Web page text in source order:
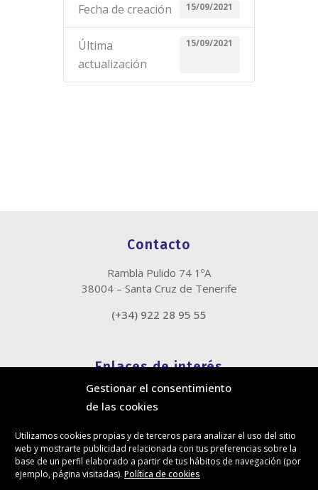
Gestionar el consentimiento
de las cookies
Utilizamos cookies propias y de terceros para analizar el uso del sitio
web y mostrarte publicidad relacionada con tus preferencias sobre la
base de un perfil elaborado a partir de tus hábitos de navegación (por
ejemplo, página visitadas). Política de cookies
Fecha de creación 15/09/2021
Última
actualización
15/09/2021
Contacto
Rambla Pulido 74 1ºA
38004 – Santa Cruz de Tenerife
(+34) 922 28 95 55
Enlaces de interés
Política de cookies
Política de privacidad
Canal de denuncias
Protección de privacidad en redes sociales